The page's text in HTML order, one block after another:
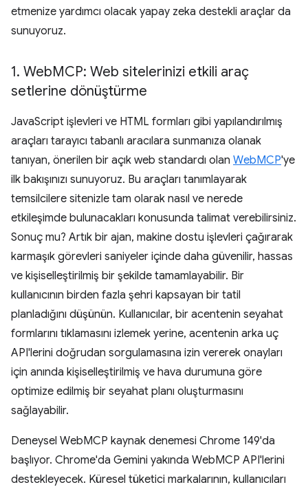
etmenize yardımcı olacak yapay zeka destekli araçlar da
sunuyoruz.
1. WebMCP: Web sitelerinizi etkili araç
setlerine dönüştürme
JavaScript işlevleri ve HTML formları gibi yapılandırılmış
araçları tarayıcı tabanlı aracılara sunmanıza olanak
tanıyan, önerilen bir açık web standardı olan WebMCP'ye
ilk bakışınızı sunuyoruz. Bu araçları tanımlayarak
temsilcilere sitenizle tam olarak nasıl ve nerede
etkileşimde bulunacakları konusunda talimat verebilirsiniz.
Sonuç mu? Artık bir ajan, makine dostu işlevleri çağırarak
karmaşık görevleri saniyeler içinde daha güvenilir, hassas
ve kişiselleştirilmiş bir şekilde tamamlayabilir. Bir
kullanıcının birden fazla şehri kapsayan bir tatil
planladığını düşünün. Kullanıcılar, bir acentenin seyahat
formlarını tıklamasını izlemek yerine, acentenin arka uç
API'lerini doğrudan sorgulamasına izin vererek onayları
için anında kişiselleştirilmiş ve hava durumuna göre
optimize edilmiş bir seyahat planı oluşturmasını
sağlayabilir.
Deneysel WebMCP kaynak denemesi Chrome 149'da
başlıyor. Chrome'da Gemini yakında WebMCP API'lerini
destekleyecek. Küresel tüketici markalarının, kullanıcıları